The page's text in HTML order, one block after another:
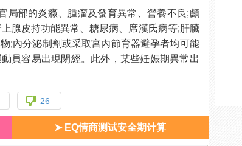
局部的炎癥、腫瘤及發育異常、營養不良;顱
腺皮持功能異常、糖尿病、席漢氏病等;肝臟
;內分泌制劑或采取宮內節育器避孕者均可能
員容易出現閉經。此外，某些妊娠期異常出
26
➤ EQ情商测试安全期计算